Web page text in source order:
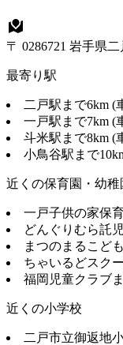
〒 0286721 岩手県
最寄り駅
二戸駅まで6km (
一戸駅まで7km (
斗米駅まで8km (
小鳥谷駅まで
近くの保育園・幼稚
一戸子供の家保
どんぐりむら託
まつのまるこど
ちゃいるどスク
福岡児童クラブ
近くの小学校
二戸市立御返地